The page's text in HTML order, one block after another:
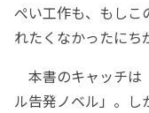
ぺい工作も、もしこ
れたくなかったにち
本書のキャッチは
ル告発ノベル」。し